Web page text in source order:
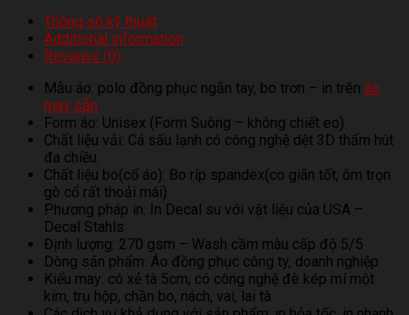
Thông số kỹ thuật
Additional information
Reviews (0)
Mẫu áo: polo đồng phục ngắn tay, bo trơn – in trên áo
may sẵn
Form áo: Unisex (Form Suông – không chiết eo)
Chất liệu vải: Cá sấu lạnh có công nghệ dệt 3D thấm hút
đa chiều.
Chất liệu bo(cổ áo): Bo ríp spandex(co giãn tốt, ôm trọn
gò cổ rất thoải mái)
Phương pháp in: In Decal su với vật liệu của USA –
Decal Stahls
Định lượng: 270 gsm – Wash cầm màu cấp độ 5/5
Dòng sản phẩm: Áo đồng phục công ty, doanh nghiệp
Kiểu may: có xẻ tà 5cm, có công nghệ đè kép mí một
kim, trụ hộp, chần bo, nách, vai, lai tà.